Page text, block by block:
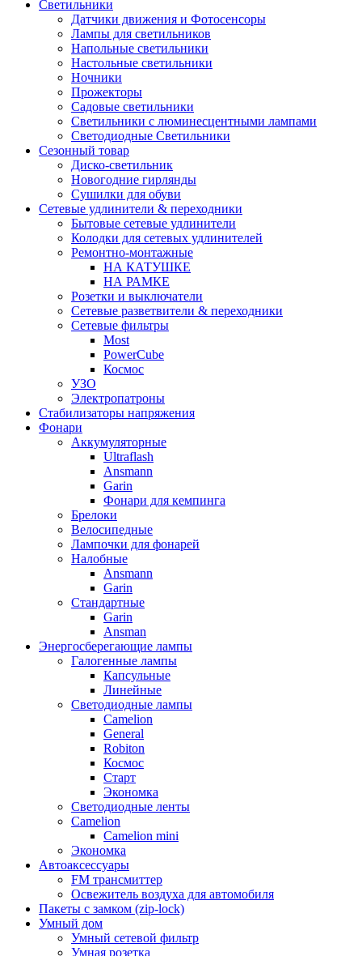
Светильники
Датчики движения и Фотосенсоры
Лампы для светильников
Напольные светильники
Настольные светильники
Ночники
Прожекторы
Садовые светильники
Светильники с люминесцентными лампами
Светодиодные Светильники
Сезонный товар
Диско-светильник
Новогодние гирлянды
Сушилки для обуви
Сетевые удлинители & переходники
Бытовые сетевые удлинители
Колодки для сетевых удлинителей
Ремонтно-монтажные
НА КАТУШКЕ
НА РАМКЕ
Розетки и выключатели
Сетевые разветвители & переходники
Сетевые фильтры
Most
PowerCube
Космос
УЗО
Электропатроны
Стабилизаторы напряжения
Фонари
Аккумуляторные
Ultraflash
Ansmann
Garin
Фонари для кемпинга
Брелоки
Велосипедные
Лампочки для фонарей
Налобные
Ansmann
Garin
Стандартные
Garin
Ansman
Энергосберегающие лампы
Галогенные лампы
Капсульные
Линейные
Светодиодные лампы
Camelion
General
Robiton
Космос
Старт
Экономка
Светодиодные ленты
Camelion
Camelion mini
Экономка
Автоаксессуары
FM трансмиттер
Освежитель воздуха для автомобиля
Пакеты с замком (zip-lock)
Умный дом
Умный сетевой фильтр
Умная розетка